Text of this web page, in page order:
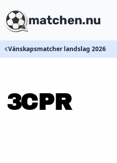
matchen.nu
Vänskapsmatcher landslag 2026
3CPR